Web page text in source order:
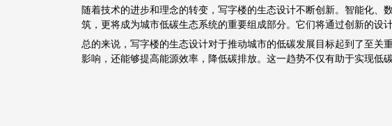
随着技术的进步和理念的转变，写字楼的生态设计不断创新。智能化
筑，更将成为城市低碳生态系统的重要组成部分。它们将通过创新的设
总的来说，写字楼的生态设计对于推动城市的低碳发展目标起到了至
影响，还能够提高能源效率，降低碳排放。这一趋势不仅有助于实现低